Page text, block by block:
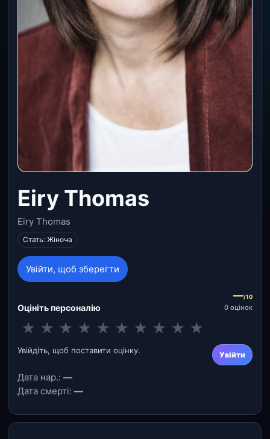
Eiry Thomas
Eiry Thomas
Стать: Жіноча
Увійти, щоб зберегти
Оцініть персоналію
—/10
0 оцінок
★ ★ ★ ★ ★ ★ ★ ★ ★ ★
Увійдіть, щоб поставити оцінку. Увійти
Дата нар.: —
Дата смерті: —